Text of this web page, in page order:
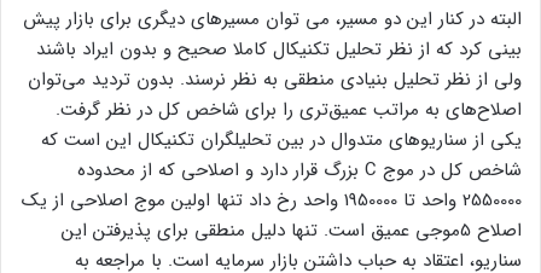
البته در کنار این دو مسیر، می توان مسیرهای دیگری برای بازار پیش
بینی کرد که از نظر تحلیل تکنیکال کاملا صحیح و بدون ایراد باشند
ولی از نظر تحلیل بنیادی منطقی به نظر نرسند. بدون تردید می‌توان
اصلاح‌های به مراتب عمیق‌تری را برای شاخص کل در نظر گرفت.
یکی از سناریوهای متدوال در بین تحلیلگران تکنیکال این است که
شاخص کل در موج C بزرگ قرار دارد و اصلاحی که از محدوده
2550000 واحد تا 1950000 واحد رخ داد تنها اولین موج اصلاحی از یک
اصلاح 5موجی عمیق است. تنها دلیل منطقی برای پذیرفتن این
سناریو، اعتقاد به حباب داشتن بازار سرمایه است. با مراجعه به